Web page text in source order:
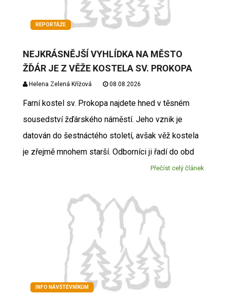
REPORTÁŽE
NEJKRÁSNĚJŠÍ VYHLÍDKA NA MĚSTO
ŽĎÁR JE Z VĚŽE KOSTELA SV. PROKOPA
Helena Zelená Křížová 08.08.2026
Farní kostel sv. Prokopa najdete hned v těsném
sousedství žďárského náměstí. Jeho vznik je
datován do šestnáctého století, avšak věž kostela
je zřejmě mnohem starší. Odborníci ji řadí do obd
Přečíst celý článek
INFO NÁVŠTĚVNÍKŮM